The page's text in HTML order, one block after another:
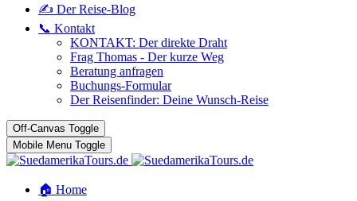
✍️ Der Reise-Blog
📞 Kontakt
KONTAKT: Der direkte Draht
Frag Thomas - Der kurze Weg
Beratung anfragen
Buchungs-Formular
Der Reisenfinder: Deine Wunsch-Reise
Off-Canvas Toggle
Mobile Menu Toggle
🏠 Home